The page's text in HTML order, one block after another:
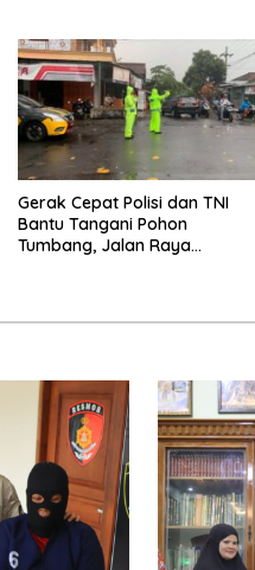
Gerak Cepat Polisi dan TNI
Bantu Tangani Pohon
Tumbang, Jalan Raya